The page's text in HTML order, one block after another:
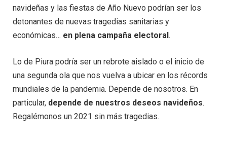
navideñas y las fiestas de Año Nuevo podrían ser los
detonantes de nuevas tragedias sanitarias y
económicas… en plena campaña electoral .
Lo de Piura podría ser un rebrote aislado o el inicio de
una segunda ola que nos vuelva a ubicar en los récords
mundiales de la pandemia. Depende de nosotros. En
particular, depende de nuestros deseos navideños.
Regalémonos un 2021 sin más tragedias.